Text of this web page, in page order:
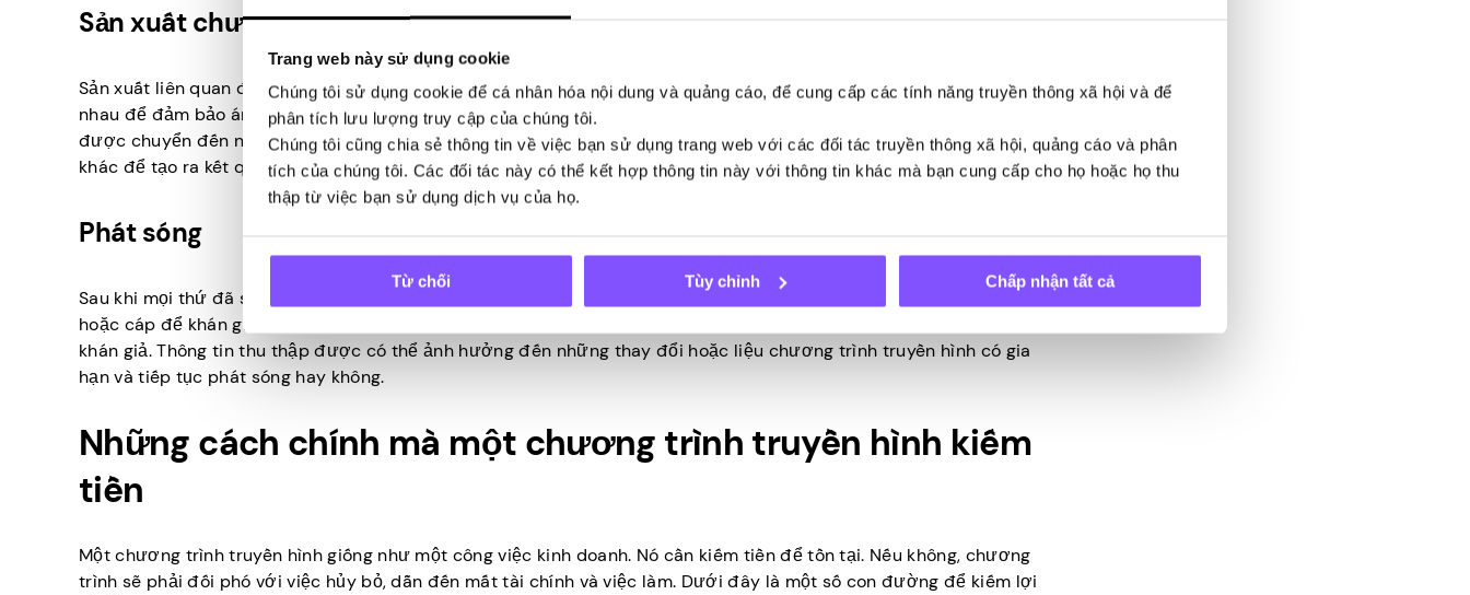
Trang web này sử dụng cookie
Chúng tôi sử dụng cookie để cá nhân hóa nội dung và quảng cáo, để cung cấp các tính năng truyền thông xã hội và để
phân tích lưu lượng truy cập của chúng tôi.
Chúng tôi cũng chia sẻ thông tin về việc bạn sử dụng trang web với các đối tác truyền thông xã hội, quảng cáo và phân
tích của chúng tôi. Các đối tác này có thể kết hợp thông tin này với thông tin khác mà bạn cung cấp cho họ hoặc họ thu
thập từ việc bạn sử dụng dịch vụ của họ.
Từ chối Tùy chỉnh Chấp nhận tất cả
Sản xuất chương trình
Sản xuất liên quan đến việc ghi lại cảnh quay thực tế của chương trình. Các thành viên phi hành đoàn làm việc cùng
nhau để đảm bảo ánh sáng, máy quay và âm thanh chính xác theo cách họ hình dung. Sau khi sản xuất, cảnh quay
được chuyển đến nhóm chỉnh sửa để thêm hiệu ứng hình ảnh và âm nhạc/âm thanh cũng như các tác vụ chỉnh sửa
khác để tạo ra kết quả cuối cùng.
Phát sóng
Sau khi mọi thứ đã sẵn sàng, chương trình truyền hình được phát sóng trên các nền tảng phát trực tuyến, mạng
hoặc cáp để khán giả xem. Tại thời điểm này, các nhà sản xuất theo dõi các đánh giá, xếp hạng và sự đón nhận của
khán giả. Thông tin thu thập được có thể ảnh hưởng đến những thay đổi hoặc liệu chương trình truyền hình có gia
hạn và tiếp tục phát sóng hay không.
Những cách chính mà một chương trình truyền hình kiếm
tiền
Một chương trình truyền hình giống như một công việc kinh doanh. Nó cần kiếm tiền để tồn tại. Nếu không, chương
trình sẽ phải đối phó với việc hủy bỏ, dẫn đến mất tài chính và việc làm. Dưới đây là một số con đường để kiếm lợi